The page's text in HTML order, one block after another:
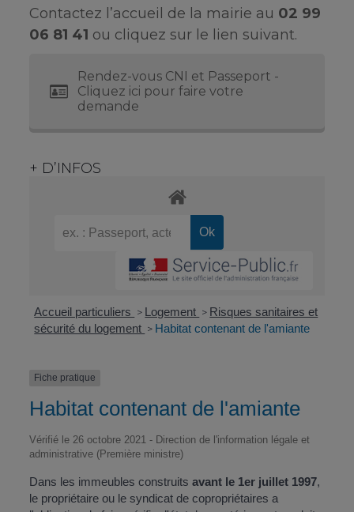
Contactez l’accueil de la mairie au 02 99
06 81 41 ou cliquez sur le lien suivant.
Rendez-vous CNI et Passeport -
Cliquez ici pour faire votre
demande
+ D’INFOS
Accueil particuliers > Logement > Risques sanitaires et
sécurité du logement > Habitat contenant de l'amiante
Fiche pratique
Habitat contenant de l'amiante
Vérifié le 26 octobre 2021 - Direction de l'information légale et
administrative (Première ministre)
Dans les immeubles construits avant le 1erjuillet 1997,
le propriétaire ou le syndicat de copropriétaires a